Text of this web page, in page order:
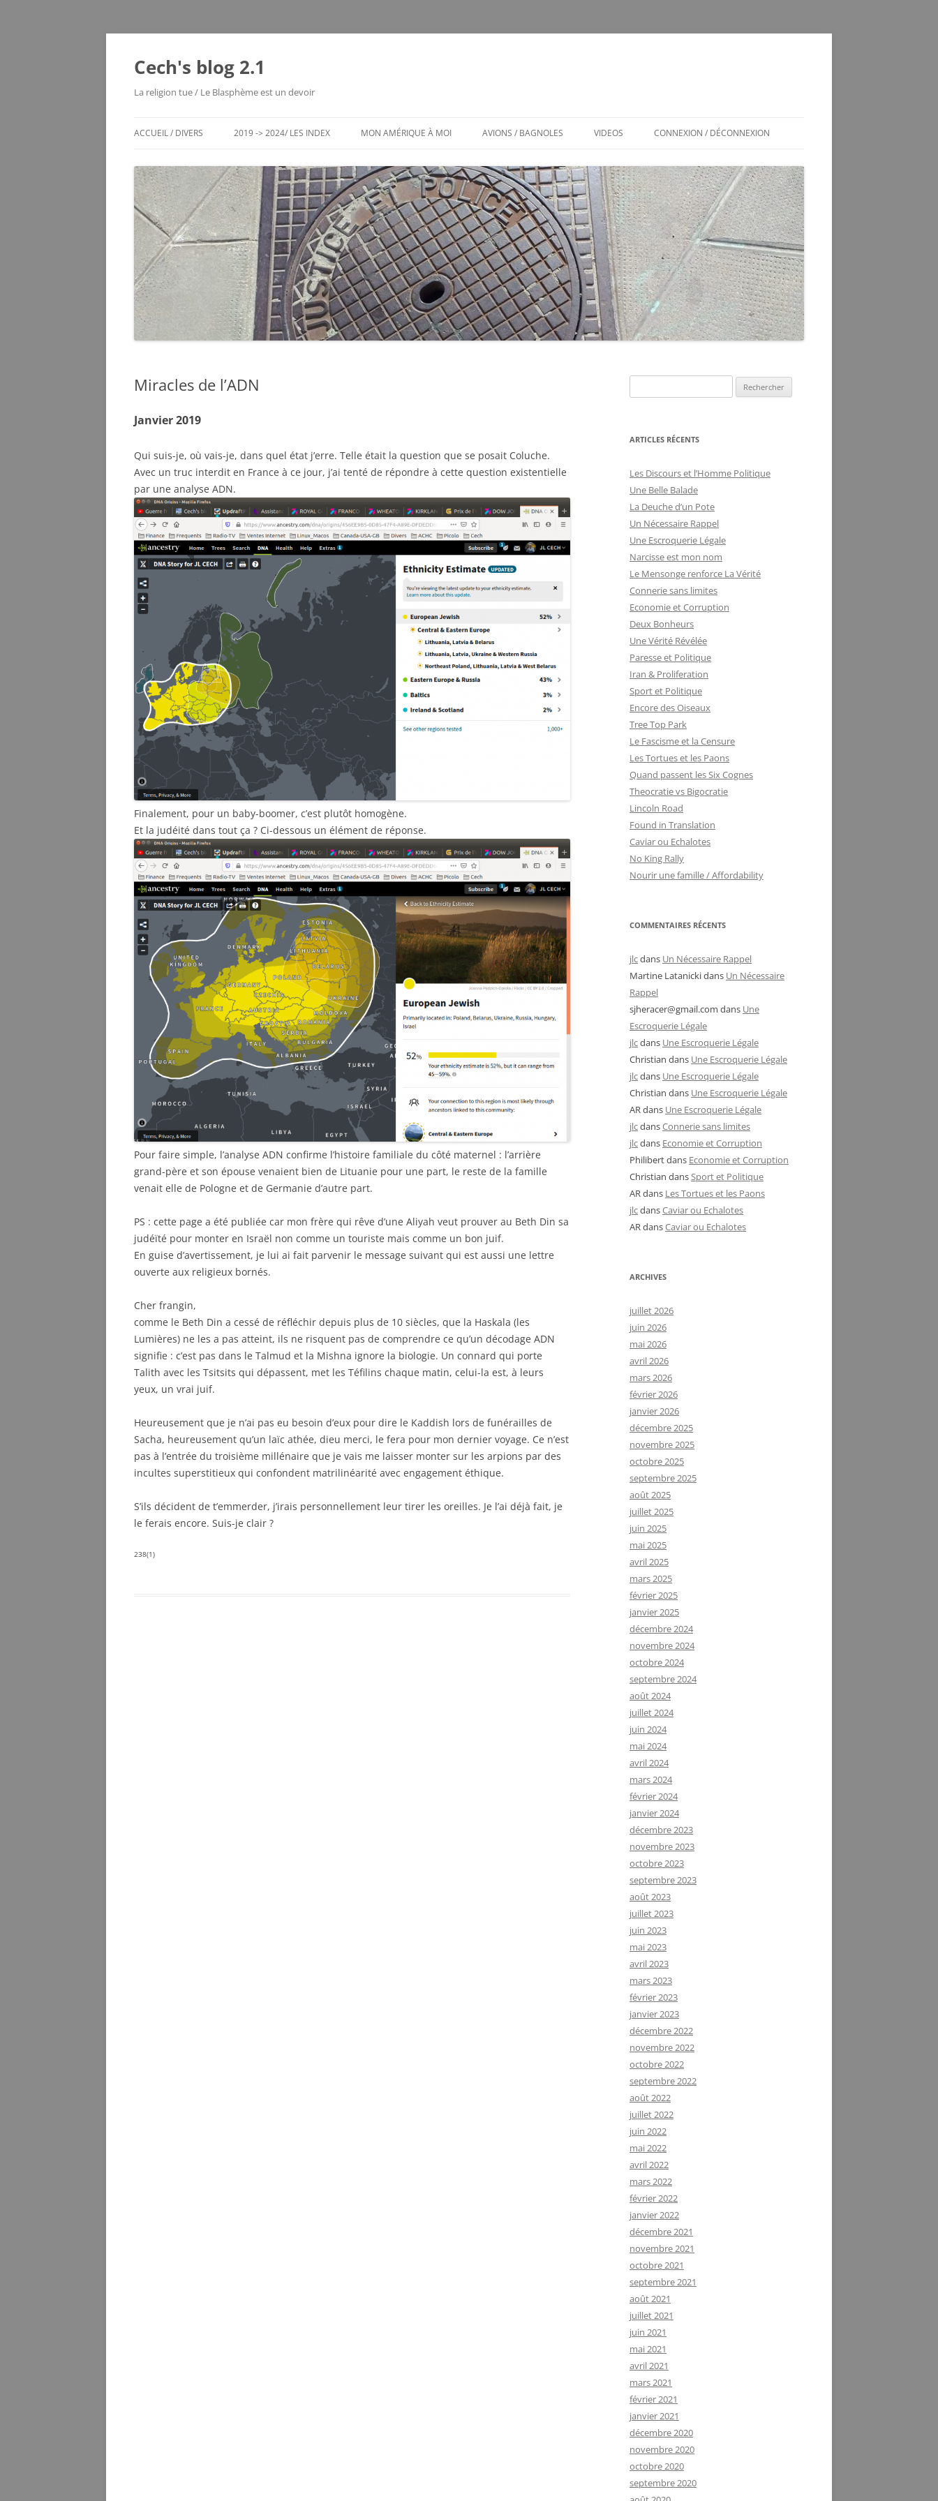
Aller
contenu
Cech's blog 2.1
La religion tue / Le Blasphème est un devoir
ACCUEIL / DIVERS
LES VOYAGES RÊVÉS
ECHEC / JEUX DE RÉFLEXION
SERVER STATUS
LE VIEUX BLOG
2019 -> 2024/ LES INDEX
MAYOTTE 2004
MON AMÉRIQUE À MOI
MON AMÉRIQUE À MOI / MENU LES PUBS TOXIQUES
ARCHITECTURE BIZARRE ET TOUT
VENANT
AVIONS / BAGNOLES
AVIONS ET BAGNOLES (MENU) 350SL / LOG
350 SL LES SOUCIS D’UNE
ADOPTION MAL GÉRÉE
VÉRINS DE COFFRE 350SL
SCHÉMA ÉLECTRIQUE 2CV6 PAST
1981
DE LA FRILOSITÉ
VIDEOS CONNEXION / DÉCONNEXION
Miracles de l’ADN
Janvier 2019
Qui suis-je, où vais-je, dans quel état j’erre. Telle était la question que se posait Coluche.
Avec un truc interdit en France à ce jour, j’ai tenté de répondre à cette question existentielle
par une analyse ADN.
Finalement, pour un baby-boomer, c’est plutôt homogène.
Et la judéité dans tout ça ? Ci-dessous un élément de réponse.
Pour faire simple, l’analyse ADN confirme l’histoire familiale du côté maternel : l’arrière
grand-père et son épouse venaient bien de Lituanie pour une part, le reste de la famille
venait elle de Pologne et de Germanie d’autre part.
PS : cette page a été publiée car mon frère qui rêve d’une Aliyah veut prouver au Beth Din sa
judéïté pour monter en Israël non comme un touriste mais comme un bon juif.
En guise d’avertissement, je lui ai fait parvenir le message suivant qui est aussi une lettre
ouverte aux religieux bornés.
Cher frangin,
comme le Beth Din a cessé de réfléchir depuis plus de 10 siècles, que la Haskala (les
Lumières) ne les a pas atteint, ils ne risquent pas de comprendre ce qu’un décodage ADN
signifie : c’est pas dans le Talmud et la Mishna ignore la biologie. Un connard qui porte
Talith avec les Tsitsits qui dépassent, met les Téfilins chaque matin, celui-la est, à leurs
yeux, un vrai juif.
Heureusement que je n’ai pas eu besoin d’eux pour dire le Kaddish lors de funérailles de
Sacha, heureusement qu’un laïc athée, dieu merci, le fera pour mon dernier voyage. Ce n’est
pas à l’entrée du troisième millénaire que je vais me laisser monter sur les arpions par des
incultes superstitieux qui confondent matrilinéarité avec engagement éthique.
S’ils décident de t’emmerder, j’irais personnellement leur tirer les oreilles. Je l’ai déjà fait, je
le ferais encore. Suis-je clair ?
238(1)
e
h
r
c
h
e
r
:
ARTICLES RÉCENTS
Les Discours et l’Homme Politique
Une Belle Balade
La Deuche d’un Pote
Un Nécessaire Rappel
Une Escroquerie Légale
Narcisse est mon nom
Le Mensonge renforce La Vérité
Connerie sans limites
Economie et Corruption
Deux Bonheurs
Une Vérité Révélée
Paresse et Politique
Iran & Proliferation
Sport et Politique
Encore des Oiseaux
Tree Top Park
Le Fascisme et la Censure
Les Tortues et les Paons
Quand passent les Six Cognes
Theocratie vs Bigocratie
Lincoln Road
Found in Translation
Caviar ou Echalotes
No King Rally
Nourir une famille / Affordability
COMMENTAIRES RÉCENTS
jlcdans Un Nécessaire Rappel
Martine Latanickidans Un Nécessaire
Rappel
sjheracer@gmail.com dans Une
Escroquerie Légale
jlcdans Une Escroquerie Légale
Christian dans Une Escroquerie Légale
jlcdans Une Escroquerie Légale
Christian dans Une Escroquerie Légale
ARdans Une Escroquerie Légale
jlcdansConnerie sans limites
jlcdans Economie et Corruption
Philibertdans Economie et Corruption
Christian dansSport et Politique
ARdans Les Tortues et les Paons
jlcdansCaviar ou Echalotes
ARdansCaviar ou Echalotes
ARCHIVES
juillet 2026
juin 2026
mai 2026
avril 2026
mars 2026
février 2026
janvier 2026
décembre 2025
novembre 2025
octobre 2025
septembre 2025
août 2025
juillet 2025
juin 2025
mai 2025
avril 2025
mars 2025
février 2025
janvier 2025
décembre 2024
novembre 2024
octobre 2024
septembre 2024
août 2024
juillet 2024
juin 2024
mai 2024
avril 2024
mars 2024
février 2024
janvier 2024
décembre 2023
novembre 2023
octobre 2023
septembre 2023
août 2023
juillet 2023
juin 2023
mai 2023
avril 2023
mars 2023
février 2023
janvier 2023
décembre 2022
novembre 2022
octobre 2022
septembre 2022
août 2022
juillet 2022
juin 2022
mai 2022
avril 2022
mars 2022
février 2022
janvier 2022
décembre 2021
novembre 2021
octobre 2021
septembre 2021
août 2021
juillet 2021
juin 2021
mai 2021
avril 2021
mars 2021
février 2021
janvier 2021
décembre 2020
novembre 2020
octobre 2020
septembre 2020